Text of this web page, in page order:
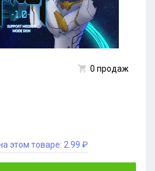
0 продаж
этом товаре: 2.99 ₽